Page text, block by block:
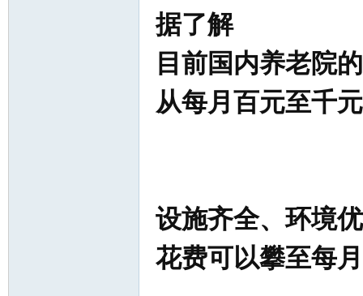
据了解
目前国内养老院
从每月百元至千
设施齐全、环境
花费可以攀至每